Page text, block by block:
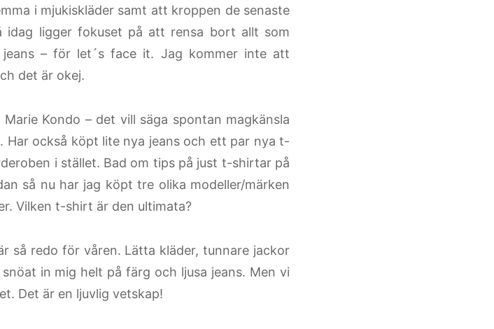
i mjukiskläder samt att kroppen de senaste
idag ligger fokuset på att rensa bort allt som
– för let´s face it. Jag kommer inte att
det är okej.
Kondo – det vill säga spontan magkänsla
Har också köpt lite nya jeans och ett par nya t-
i stället. Bad om tips på just t-shirtar på
så nu har jag köpt tre olika modeller/märken
Vilken t-shirt är den ultimata?
så redo för våren. Lätta kläder, tunnare jackor
in mig helt på färg och ljusa jeans. Men vi
Det är en ljuvlig vetskap!